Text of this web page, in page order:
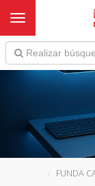
Toggle navigation
FUNDA